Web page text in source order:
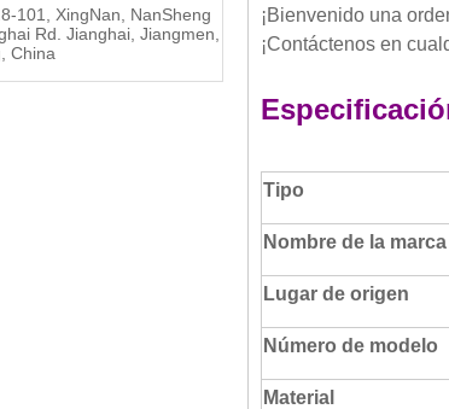
101, XingNan, NanSheng
Rd. Jianghai, Jiangmen,
China
¡Bienvenido una
¡Contáctenos en
Tipo
Nombre de la marca
Lugar de origen
Número de modelo
Material